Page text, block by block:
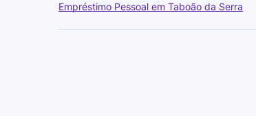
Empréstimo Pessoal em Taboão da Serra